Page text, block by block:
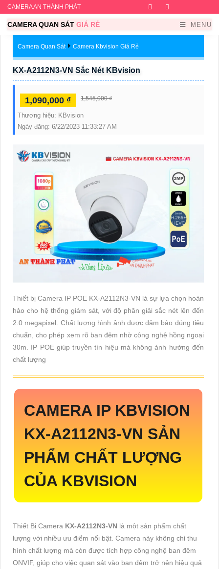
CAMERA AN THÀNH PHÁT Facebook
CAMERA QUAN SÁT GIÁ RẺ MENU
Camera Quan Sát Camera Kbvision Giá Rẻ
KX-A2112N3-VN Sắc Nét KBvision
1,090,000 ₫ 1,545,000 ₫
Thương hiệu: KBvision
Ngày đăng: 6/22/2023 11:33:27 AM
Thiết bị Camera IP POE KX-A2112N3-VN là sự lựa chọn hoàn
hảo cho hệ thống giám sát, với độ phân giải sắc nét lên đến
2.0 megapixel. Chất lượng hình ảnh được đảm bảo đúng tiêu
chuẩn, cho phép xem rõ ban đêm nhờ công nghệ hồng ngoại
30m. IP POE giúp truyền tín hiệu mà không ảnh hưởng đến
chất lượng
CAMERA IP KBVISION
KX-A2112N3-VN SẢN
PHẨM CHẤT LƯỢNG
CỦA KBVISION
Thiết Bị Camera KX-A2112N3-VN là một sản phẩm chất
lượng với nhiều ưu điểm nổi bật. Camera này không chỉ thu
hình chất lượng mà còn được tích hợp công nghệ ban đêm
ONVIF, giúp cho việc quan sát vào ban đêm trở nên hiệu quả